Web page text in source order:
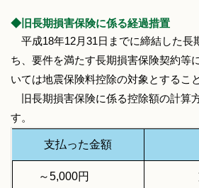
◆旧長期損害保険に係る経過措置
平成18年12月31日までに締結した長
ち、要件を満たす長期損害保険契約等
いては地震保険料控除の対象とするこ
旧長期損害保険に係る控除額の計算
す。
支払った金額
～5,000円